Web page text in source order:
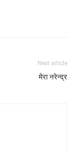
Next article
मेरा नरेन्द्र